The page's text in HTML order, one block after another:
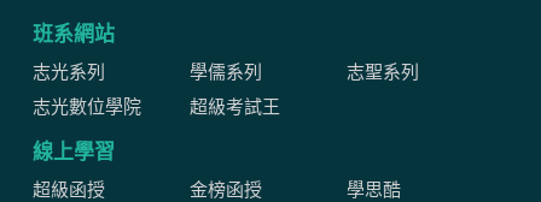
班系網站
志光系列 學儒系列
志聖系列
志光數位學院
超級考試王
線上學習
超級函授 金榜函授 學思酷